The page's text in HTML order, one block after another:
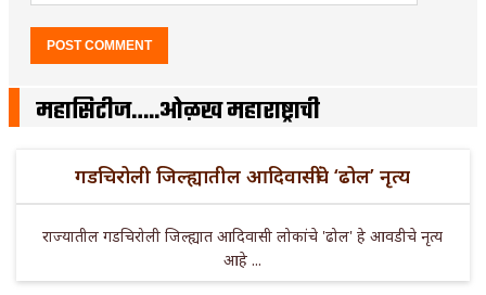
महासिटीज…..ओळख महाराष्ट्राची
गडचिरोली जिल्ह्यातील आदिवासींचे ‘ढोल’ नृत्य
राज्यातील गडचिरोली जिल्ह्यात आदिवासी लोकांचे 'ढोल' हे आवडीचे नृत्य
आहे ...